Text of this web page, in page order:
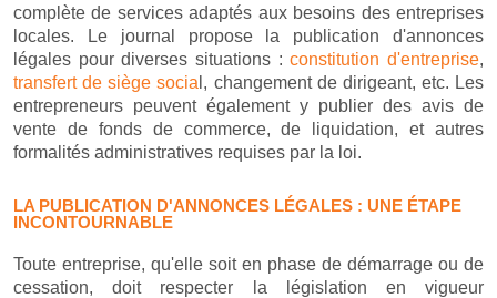
complète de services adaptés aux besoins des entreprises
locales. Le journal propose la publication d'annonces
légales pour diverses situations :constitution d'entreprise,
transfert de siège socia l, changement de dirigeant, etc. Les
entrepreneurs peuvent également y publier des avis de
vente de fonds de commerce, de liquidation, et autres
formalités administratives requises par la loi.
LA PUBLICATION D'ANNONCES LÉGALES : UNE ÉTAPE
INCONTOURNABLE
Toute entreprise, qu'elle soit en phase de démarrage ou de
cessation, doit respecter la législation en vigueur